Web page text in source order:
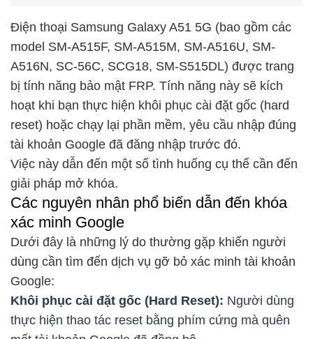
Điện thoại Samsung Galaxy A51 5G (bao gồm các
model SM-A515F, SM-A515M, SM-A516U, SM-
A516N, SC-56C, SCG18, SM-S515DL) được trang
bị tính năng bảo mật FRP. Tính năng này sẽ kích
hoạt khi bạn thực hiện khôi phục cài đặt gốc (hard
reset) hoặc chạy lại phần mềm, yêu cầu nhập đúng
tài khoản Google đã đăng nhập trước đó.
Việc này dẫn đến một số tình huống cụ thể cần đến
giải pháp mở khóa.
Các nguyên nhân phổ biến dẫn đến khóa
xác minh Google
Dưới đây là những lý do thường gặp khiến người
dùng cần tìm đến dịch vụ gỡ bỏ xác minh tài khoản
Google:
Khôi phục cài đặt gốc (Hard Reset): Người dùng
thực hiện thao tác reset bằng phím cứng mà quên